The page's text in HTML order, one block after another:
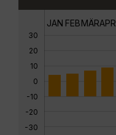
30
20
10
0
-10
-20
-30
JAN FEBMÄRAPR